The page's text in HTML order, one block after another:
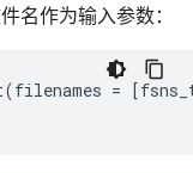
名作为输入参数：
(filenames = [